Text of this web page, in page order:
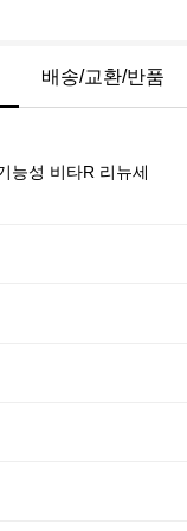
배송/교환/반품
능성 비타R 리뉴세